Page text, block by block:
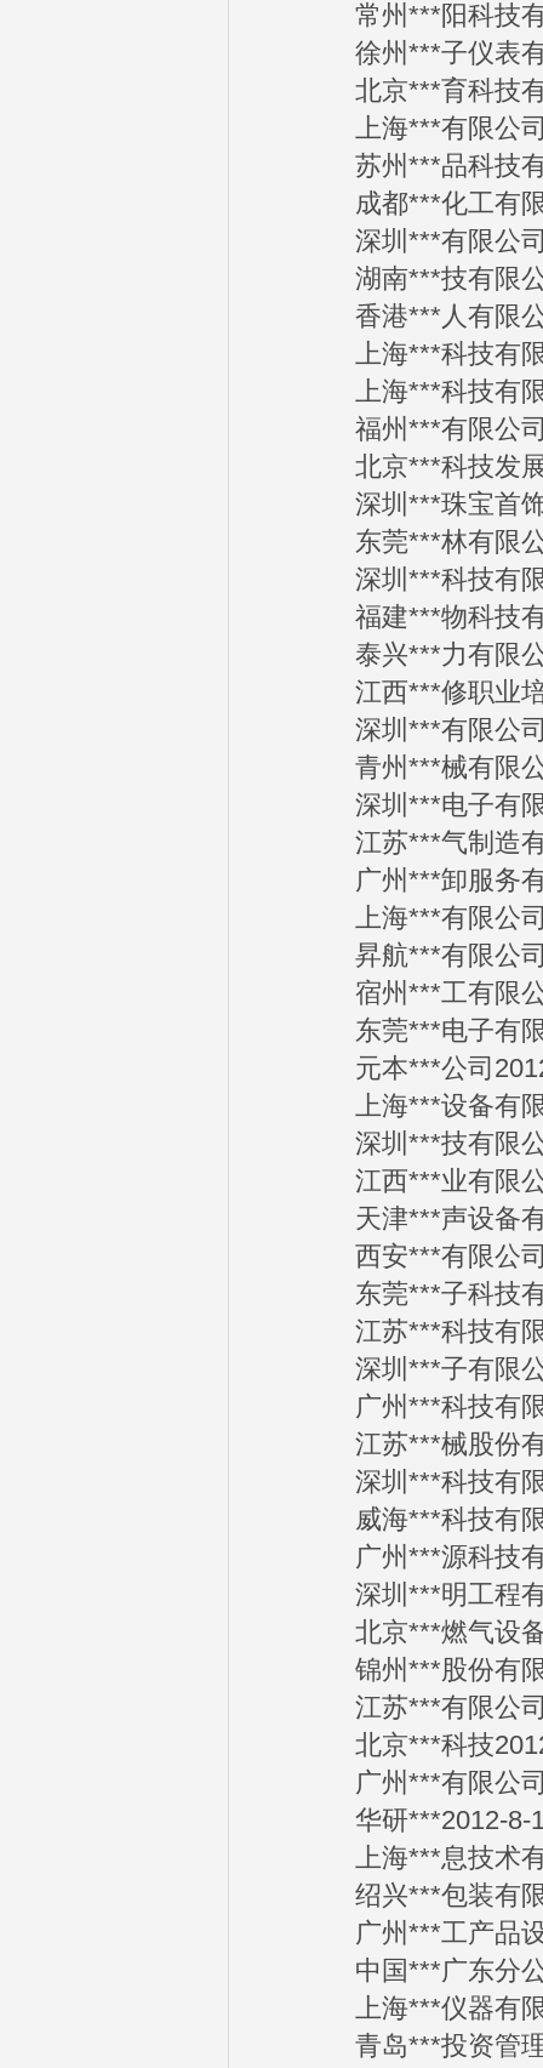
常州***阳科技有
徐州***子仪表有
北京***育科技有
上海***有限公司
苏州***品科技有
成都***化工有限
深圳***有限公司
湖南***技有限公
香港***人有限公
上海***科技有限
上海***科技有限
福州***有限公司
北京***科技发展
深圳***珠宝首饰
东莞***林有限公
深圳***科技有限
福建***物科技有
泰兴***力有限公
江西***修职业培
深圳***有限公司
青州***械有限公
深圳***电子有限
江苏***气制造有
广州***卸服务有
上海***有限公司
昇航***有限公司
宿州***工有限公
东莞***电子有限
元本***公司
上海***设备有限
深圳***技有限公
江西***业有限公
天津***声设备有
西安***有限公司
东莞***子科技有
江苏***科技有限
深圳***子有限公
广州***科技有限
江苏***械股份有
深圳***科技有限
威海***科技有限
广州***源科技有
深圳***明工程有
北京***燃气设备
锦州***股份有限
江苏***有限公司
北京***科技
广州***有限公司
华研***2012-8-
上海***息技术有
绍兴***包装有限
广州***工产品设
中国***广东分公
上海***仪器有限
青岛***投资管理